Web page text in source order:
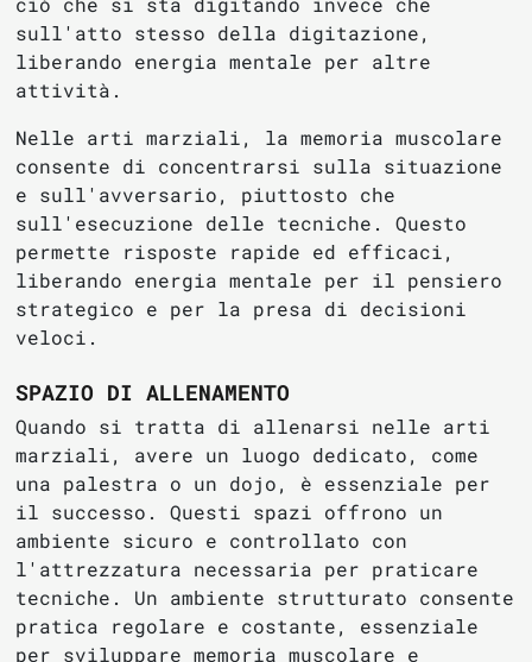
sull'atto stesso della digitazione,
liberando energia mentale per altre
attività.
Nelle arti marziali, la memoria muscolare
consente di concentrarsi sulla situazione
e sull'avversario, piuttosto che
sull'esecuzione delle tecniche. Questo
permette risposte rapide ed efficaci,
liberando energia mentale per il pensiero
strategico e per la presa di decisioni
veloci.
SPAZIO DI ALLENAMENTO
Quando si tratta di allenarsi nelle arti
marziali, avere un luogo dedicato, come
una palestra o un dojo, è essenziale per
il successo. Questi spazi offrono un
ambiente sicuro e controllato con
l'attrezzatura necessaria per praticare
tecniche. Un ambiente strutturato consente
pratica regolare e costante, essenziale
per sviluppare memoria muscolare e